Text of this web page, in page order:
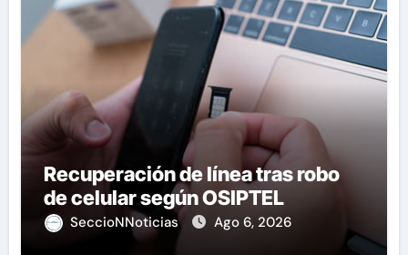
Recuperación de línea tras robo
de celular según OSIPTEL
SeccioNNoticias Ago 6, 2026